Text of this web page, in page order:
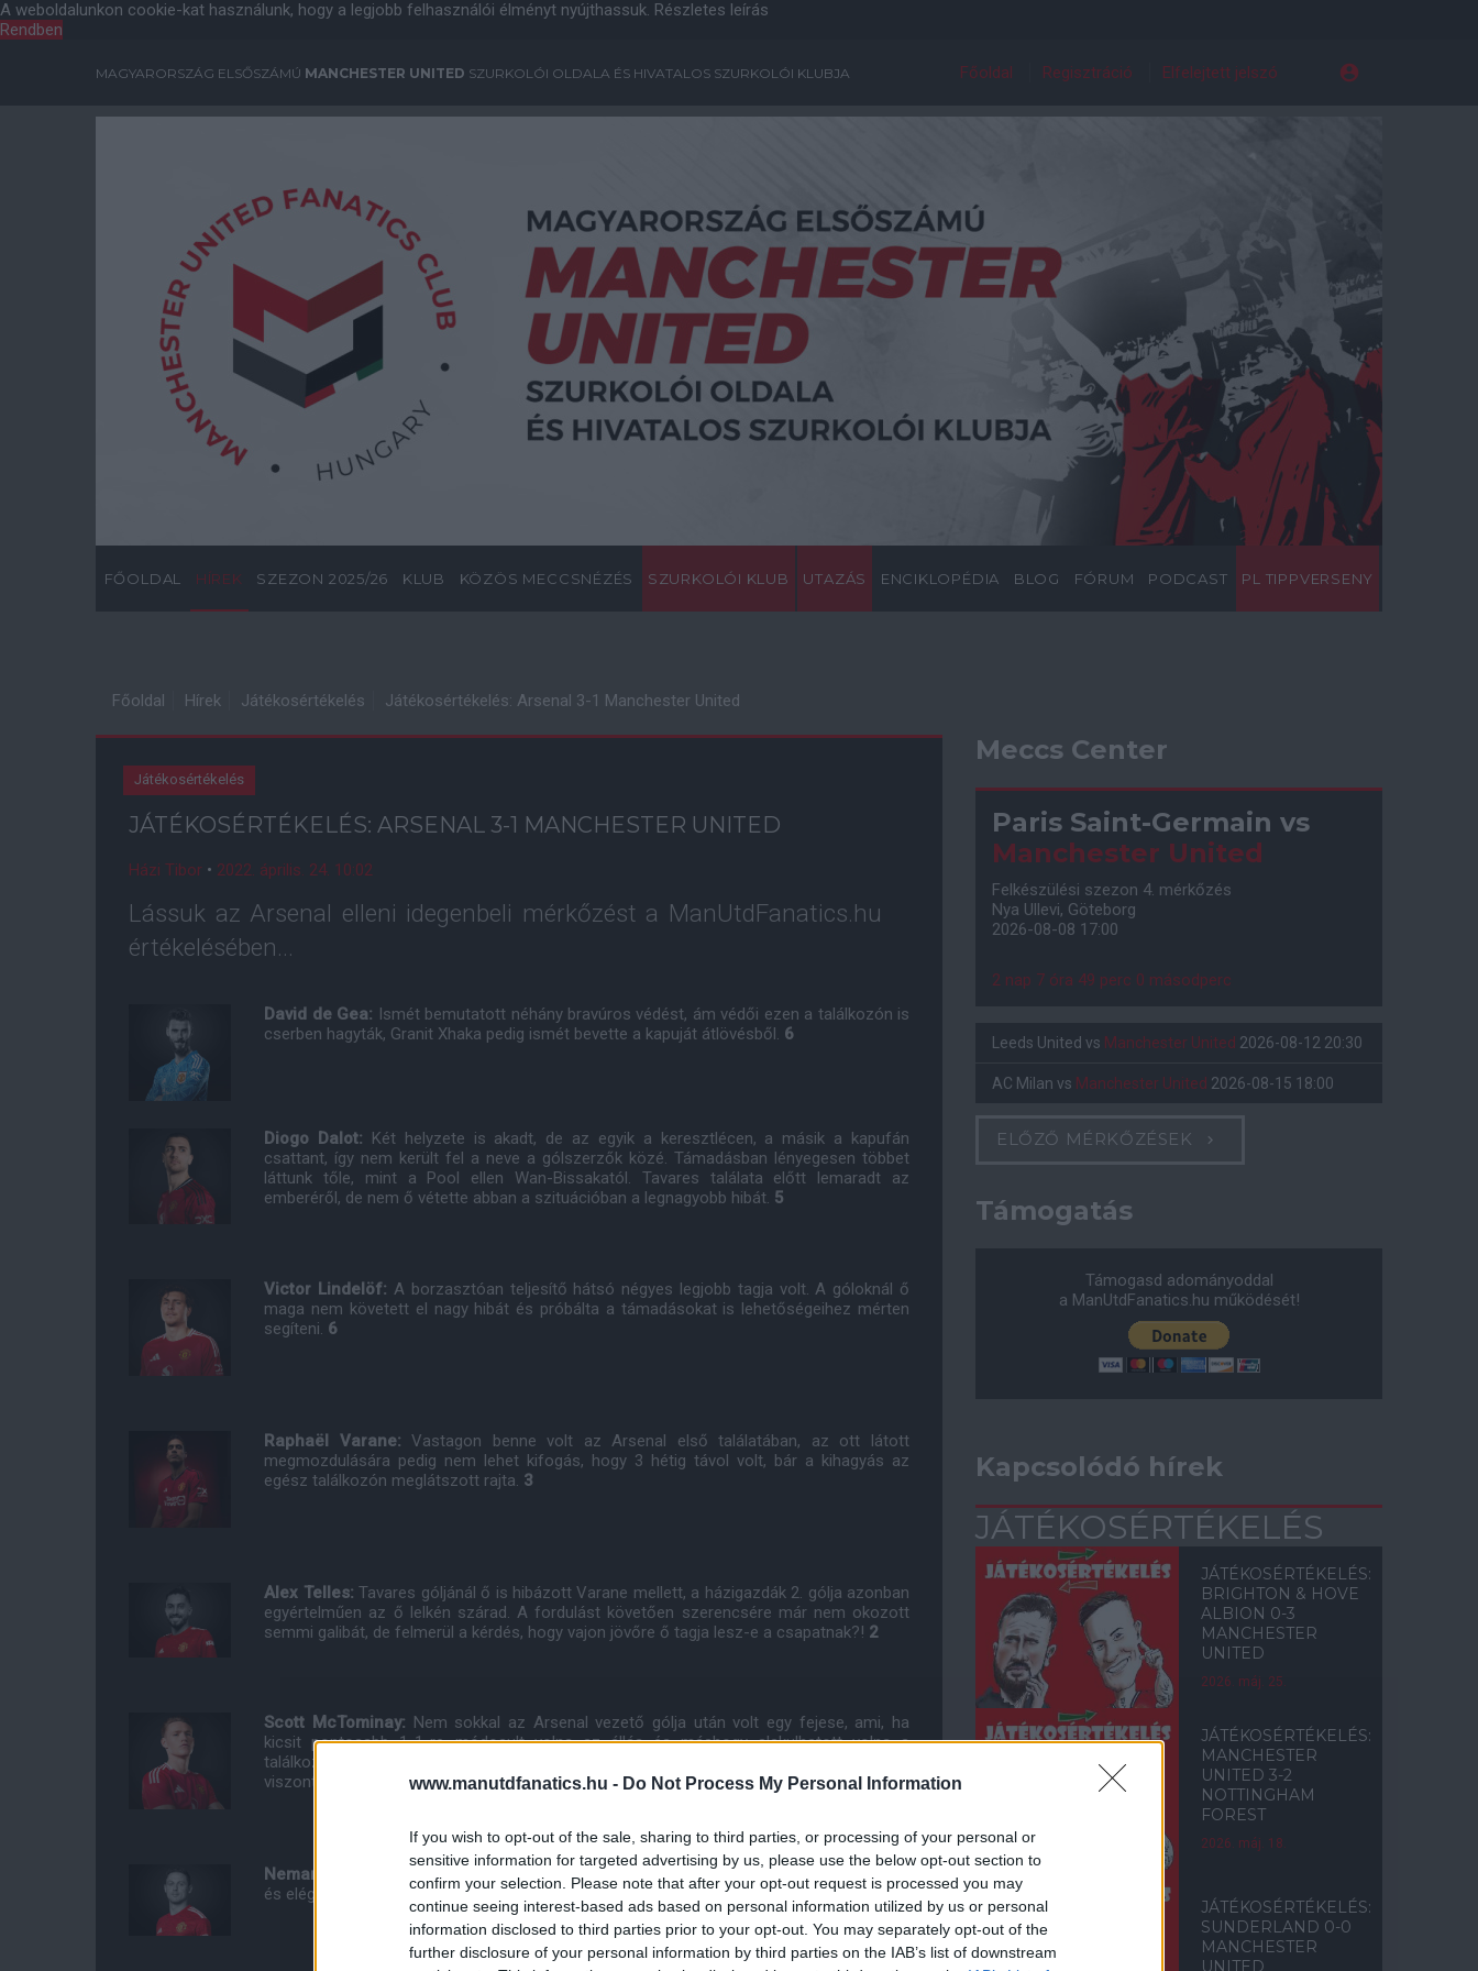
www.manutdfanatics.hu - Do Not Process My Personal Information
If you wish to opt-out of the sale, sharing to third parties, or processing of your personal or
sensitive information for targeted advertising by us, please use the below opt-out section to
confirm your selection. Please note that after your opt-out request is processed you may
continue seeing interest-based ads based on personal information utilized by us or personal
information disclosed to third parties prior to your opt-out. You may separately opt-out of the
further disclosure of your personal information by third parties on the IAB’s list of downstream
A weboldalunkon cookie-kat használunk, hogy a legjobb felhasználói élményt nyújthassuk. Részletes leírás
Rendben
MAGYARORSZÁG ELSŐSZÁMÚ MANCHESTER UNITED SZURKOLÓI OLDALA ÉS HIVATALOS SZURKOLÓI KLUBJA Főoldal Regisztráció Elfelejtett jelszó
FŐOLDAL HÍREK SZEZON 2025/26 KLUB KÖZÖS MECCSNÉZÉS SZURKOLÓI KLUB UTAZÁS ENCIKLOPÉDIA BLOG FÓRUM PODCAST PL TIPPVERSENY
Főoldal Hírek Játékosértékelés Játékosértékelés: Arsenal 3-1 Manchester United
Játékosértékelés
JÁTÉKOSÉRTÉKELÉS: ARSENAL 3-1 MANCHESTER UNITED
Házi Tibor • 2022. április. 24. 10:02
Lássuk az Arsenal elleni idegenbeli mérkőzést a ManUtdFanatics.hu
értékelésében...
David de Gea: Ismét bemutatott néhány bravúros védést, ám védői ezen a találkozón is
cserben hagyták, Granit Xhaka pedig ismét bevette a kapuját átlövésből. 6
Diogo Dalot: Két helyzete is akadt, de az egyik a keresztlécen, a másik a kapufán
csattant, így nem került fel a neve a gólszerzők közé. Támadásban lényegesen többet
láttunk tőle, mint a Pool ellen Wan-Bissakatól. Tavares találata előtt lemaradt az
emberéről, de nem ő vétette abban a szituációban a legnagyobb hibát. 5
Victor Lindelöf: A borzasztóan teljesítő hátsó négyes legjobb tagja volt. A góloknál ő
maga nem követett el nagy hibát és próbálta a támadásokat is lehetőségeihez mérten
segíteni. 6
Raphaël Varane:Vastagon benne volt az Arsenal első találatában, az ott látott
megmozdulására pedig nem lehet kifogás, hogy 3 hétig távol volt, bár a kihagyás az
egész találkozón meglátszott rajta. 3
Alex Telles:Tavares góljánál ő is hibázott Varane mellett, a házigazdák 2. gólja azonban
egyértelműen az ő lelkén szárad. A fordulást követően szerencsére már nem okozott
semmi galibát, de felmerül a kérdés, hogy vajon jövőre ő tagja lesz-e a csapatnak?! 2
Scott McTominay: Nem sokkal az Arsenal vezető gólja után volt egy fejese, ami, ha
kicsit pontosabb 1-1-re módosult volna az állás és máshogy alakulhatott volna a
találkozó összképe. Az első félidőben csak 7 passza volt előre, a második játékrészben
viszont sokkal veszélyesebben játszott.5
Nemanja Matic:
Remek beívelésének köszönhetően született meg Ronaldo 100. találata
és elég stabilan és higgadtan állt a lábán a középpályán a hamarosan búcsúzó szerb. 7
Meccs Center
Paris Saint-Germain vs
Manchester United
Felkészülési szezon 4. mérkőzés
Nya Ullevi, Göteborg
2026-08-08 17:00
2 nap 7 óra 48 perc 59 másodperc
Leeds United vs Manchester United 2026-08-12 20:30
AC Milan vs Manchester United 2026-08-15 18:00
ELŐZŐ MÉRKŐZÉSEK
Támogatás
Támogasd adományoddal
a ManUtdFanatics.hu működését!
Kapcsolódó hírek
JÁTÉKOSÉRTÉKELÉS
JÁTÉKOSÉRTÉKELÉS:
BRIGHTON & HOVE
ALBION 0-3
MANCHESTER
UNITED
2026. máj. 25.
JÁTÉKOSÉRTÉKELÉS:
MANCHESTER
UNITED 3-2
NOTTINGHAM
FOREST
2026. máj. 18.
JÁTÉKOSÉRTÉKELÉS:
SUNDERLAND 0-0
MANCHESTER
UNITED